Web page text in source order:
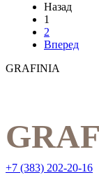
Назад
1
2
Вперед
GRAFINIA
+7 (383) 202-20-16